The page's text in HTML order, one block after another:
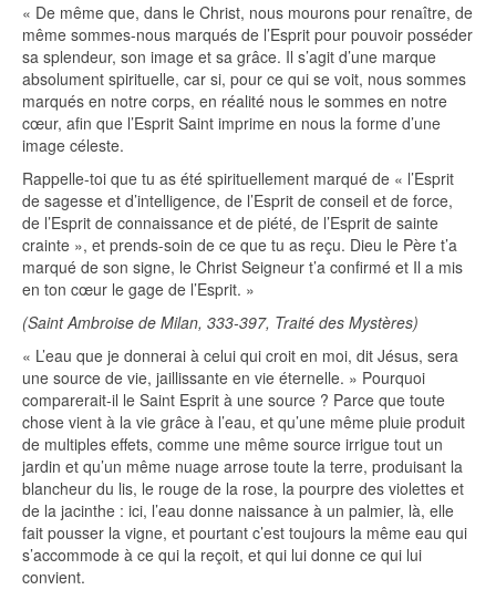
« De même que, dans le Christ, nous mourons pour renaître, de
même sommes-nous marqués de l’Esprit pour pouvoir posséder
sa splendeur, son image et sa grâce. Il s’agit d’une marque
absolument spirituelle, car si, pour ce qui se voit, nous sommes
marqués en notre corps, en réalité nous le sommes en notre
cœur, afin que l’Esprit Saint imprime en nous la forme d’une
image céleste.
Rappelle-toi que tu as été spirituellement marqué de « l’Esprit
de sagesse et d’intelligence, de l’Esprit de conseil et de force,
de l’Esprit de connaissance et de piété, de l’Esprit de sainte
crainte », et prends-soin de ce que tu as reçu. Dieu le Père t’a
marqué de son signe, le Christ Seigneur t’a confirmé et Il a mis
en ton cœur le gage de l’Esprit. »
(Saint Ambroise de Milan, 333-397, Traité des Mystères)
« L’eau que je donnerai à celui qui croit en moi, dit Jésus, sera
une source de vie, jaillissante en vie éternelle. » Pourquoi
comparerait-il le Saint Esprit à une source ? Parce que toute
chose vient à la vie grâce à l’eau, et qu’une même pluie produit
de multiples effets, comme une même source irrigue tout un
jardin et qu’un même nuage arrose toute la terre, produisant la
blancheur du lis, le rouge de la rose, la pourpre des violettes et
de la jacinthe : ici, l’eau donne naissance à un palmier, là, elle
fait pousser la vigne, et pourtant c’est toujours la même eau qui
s’accommode à ce qui la reçoit, et qui lui donne ce qui lui
convient.